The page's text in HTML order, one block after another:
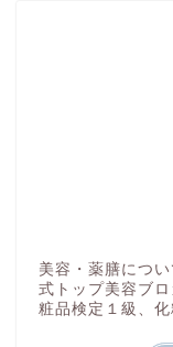
美容・薬膳につ
式トップ美容ブ
粧品検定１級、化